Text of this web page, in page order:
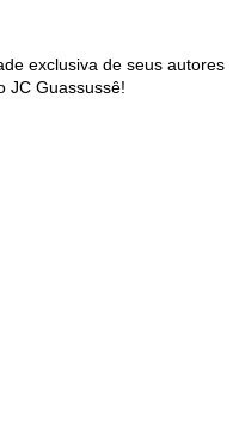
exclusiva de seus autores
JC Guassussê!